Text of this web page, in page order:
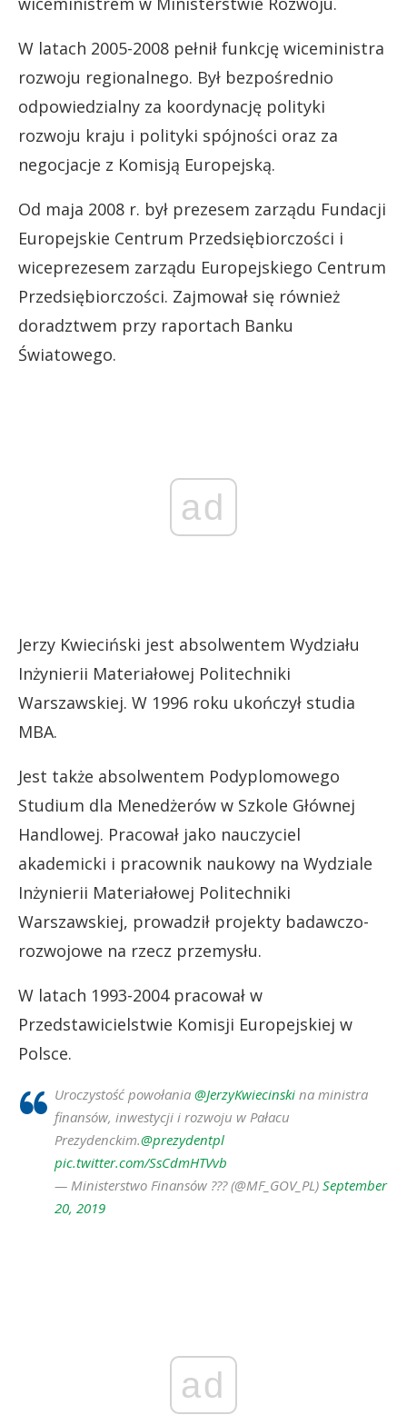
W latach 2005-2008 pełnił funkcję wiceministra
rozwoju regionalnego. Był bezpośrednio
odpowiedzialny za koordynację polityki
rozwoju kraju i polityki spójności oraz za
negocjacje z Komisją Europejską.
Od maja 2008 r. był prezesem zarządu Fundacji
Europejskie Centrum Przedsiębiorczości i
wiceprezesem zarządu Europejskiego Centrum
Przedsiębiorczości. Zajmował się również
doradztwem przy raportach Banku
Światowego.
ad
Jerzy Kwieciński jest absolwentem Wydziału
Inżynierii Materiałowej Politechniki
Warszawskiej. W 1996 roku ukończył studia
MBA.
Jest także absolwentem Podyplomowego
Studium dla Menedżerów w Szkole Głównej
Handlowej. Pracował jako nauczyciel
akademicki i pracownik naukowy na Wydziale
Inżynierii Materiałowej Politechniki
Warszawskiej, prowadził projekty badawczo-
rozwojowe na rzecz przemysłu.
W latach 1993-2004 pracował w
Przedstawicielstwie Komisji Europejskiej w
Polsce.
Uroczystość powołania @JerzyKwiecinski na ministra
finansów, inwestycji i rozwoju w Pałacu
Prezydenckim.@prezydentpl
pic.twitter.com/SsCdmHTVvb
— Ministerstwo Finansów ??? (@MF_GOV_PL) September
20, 2019
ad